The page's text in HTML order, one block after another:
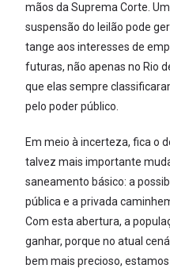
mãos da Suprema Corte.
suspensão do leilão pode
tange aos interesses de
futuras, não apenas no Rio
que elas sempre
pelo poder público.
Em meio à incerteza, fica o
talvez mais importante
saneamento básico: a
pública e a privada
Com esta abertura, a
ganhar, porque no atual
bem mais precioso,